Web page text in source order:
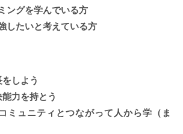
ングを学んでいる方
したいと考えている方
しよう
力を持とう
ミュニティとつながって人から学（ま